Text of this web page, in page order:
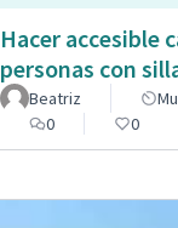
Hacer accesible
personas con
Beatriz
0
0